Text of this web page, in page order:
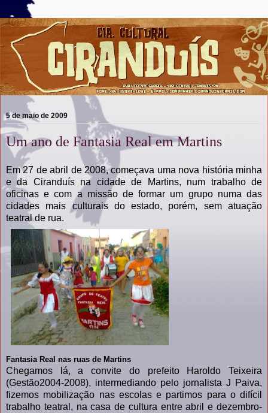
5 de maio de 2009
Um ano de Fantasia Real em Martins
Em 27 de abril de 2008, começava uma nova história minha
e da Ciranduís na cidade de Martins, num trabalho de
oficinas e com a missão de formar um grupo numa das
cidades mais culturais do estado, porém, sem atuação
teatral de rua.
Fantasia Real nas ruas de Martins
Chegamos lá, a convite do prefeito Haroldo Teixeira
(Gestão2004-2008), intermediando pelo jornalista J Paiva,
fizemos mobilização nas escolas e partimos para o difícil
trabalho teatral, na casa de cultura entre abril e dezembro-